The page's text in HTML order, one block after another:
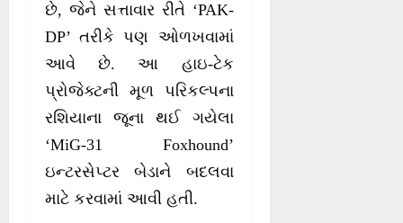
છે, જેને સત્તાવાર રીતે ‘PAK-
DP’ તરીકે પણ ઓળખવામાં
આવે છે. આ હાઇ-ટેક
પ્રોજેક્ટની મૂળ પરિકલ્પના
રશિયાના જૂના થઈ ગયેલા
‘MiG-31 Foxhound’
ઇન્ટરસેપ્ટર બેડાને બદલવા
માટે કરવામાં આવી હતી.